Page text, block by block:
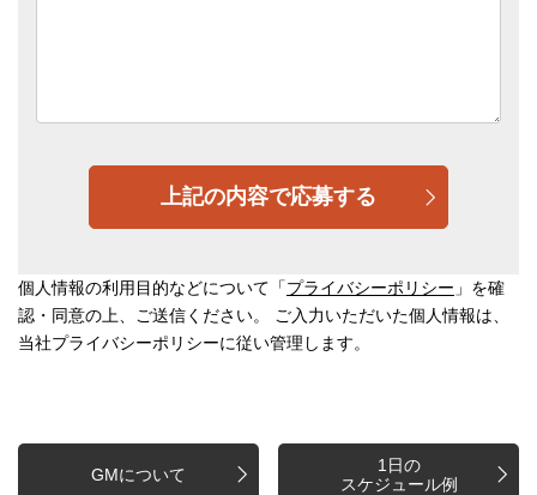
個人情報の利用目的などについて「プライバシーポリシー 」を確
認・同意の上、ご送信ください。 ご入力いただいた個人情報は、
当社プライバシーポリシーに従い管理します。
GMについて
1日の
スケジュール例